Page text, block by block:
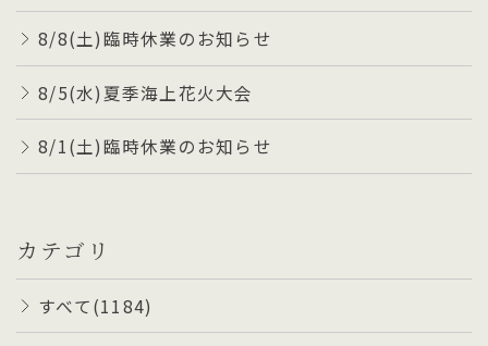
8/8(土)臨時休業のお知らせ
8/5(水)夏季海上花火大会
8/1(土)臨時休業のお知らせ
カテゴリ
すべて(1184)